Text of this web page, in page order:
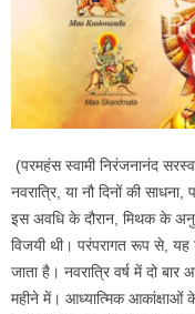
(परमहंस स्वामी निरंजनानंद
नवरात्रि, या नौ दिनों की
इस अवधि के दौरान, मिथक के
विजयी थी। परंपरागत रूप से, यह
जाता है। नवरात्रि वर्ष में दो
महीने में। आध्यात्मिक आकांक्षाओं